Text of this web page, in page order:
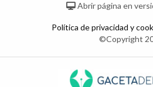
Abrir página en
Política de privacidad y
©Copyright